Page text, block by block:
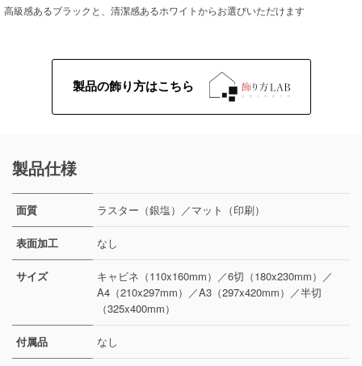
高級感あるブラックと、清潔感あるホワイトからお選びいただけます
製品の飾り方はこちら
製品仕様
面質 ラスター（銀塩）／マット（印刷）
表面加工 なし
サイズ
キャビネ（110x160mm）／6切（180x230mm）／
A4（210x297mm）／A3（297x420mm）／半切
（325x400mm）
付属品 なし